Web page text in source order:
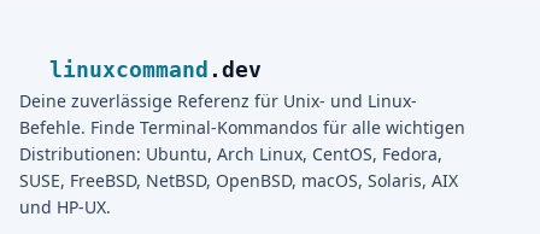
linuxcommand .dev
Deine zuverlässige Referenz für Unix- und Linux-
Befehle. Finde Terminal-Kommandos für alle wichtigen
Distributionen: Ubuntu, Arch Linux, CentOS, Fedora,
SUSE, FreeBSD, NetBSD, OpenBSD, macOS, Solaris, AIX
und HP-UX.